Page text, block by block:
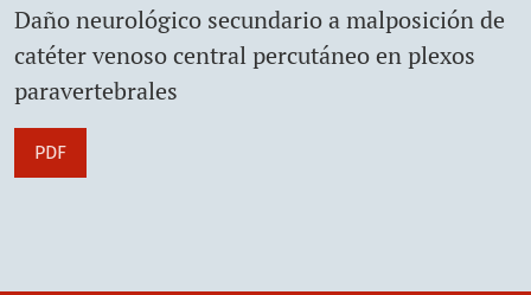
Daño neurológico secundario a malposición de
catéter venoso central percutáneo en plexos
paravertebrales
PDF